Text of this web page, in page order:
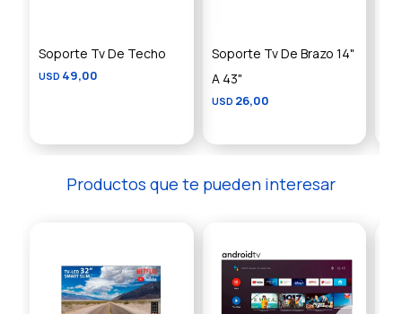
Soporte Tv De Techo
USD 49,00
Soporte Tv De Brazo 14"
A 43"
USD 26,00
Productos que te pueden interesar